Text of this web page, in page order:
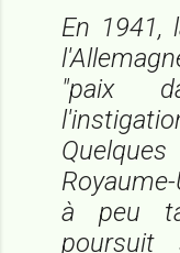
En 1941,
"paix
à peu